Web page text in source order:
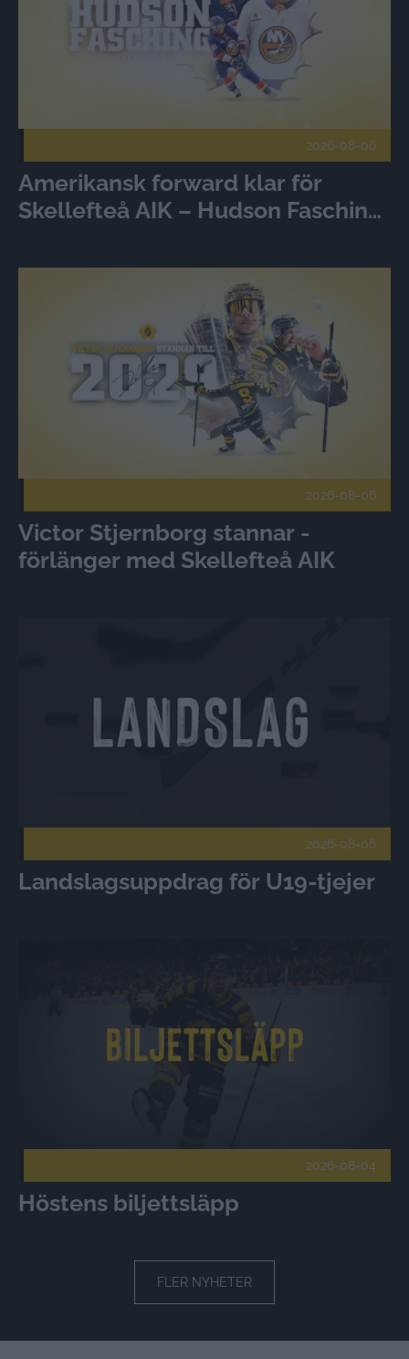
2026-08-06
Amerikansk forward klar för
Skellefteå AIK – Hudson Fasching
2026-08-06
Victor Stjernborg stannar -
förlänger med Skellefteå AIK
2026-08-06
Landslagsuppdrag för U19-tjejer
2026-08-04
Höstens biljettsläpp
FLER NYHETER